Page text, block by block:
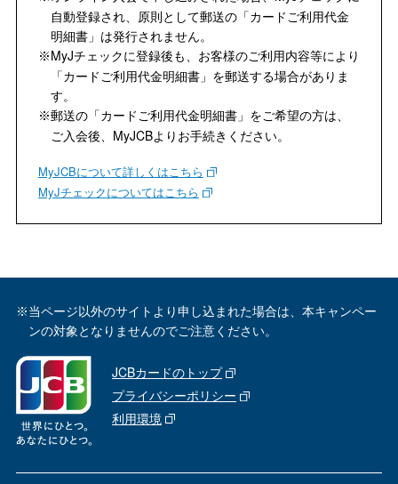
自動登録され、原則として郵送の「カードご利用代金
明細書」は発行されません。
※MyJチェックに登録後も、お客様のご利用内容等により
「カードご利用代金明細書」を郵送する場合がありま
す。
※郵送の「カードご利用代金明細書」をご希望の方は、
ご入会後、MyJCBよりお手続きください。
MyJCBについて詳しくはこちら
MyJチェックについてはこちら
※当ページ以外のサイトより申し込まれた場合は、本キャンペー
ンの対象となりませんのでご注意ください。
JCBカードのトップ
プライバシーポリシー
利用環境